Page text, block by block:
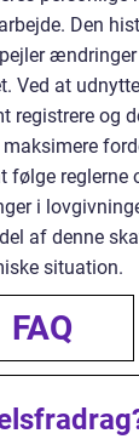
Den
Ved at
registrere og
følge reglerne
i
af denne
situation.
FAQ